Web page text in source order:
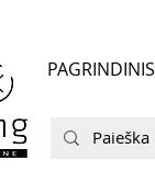
PAGRINDINIS